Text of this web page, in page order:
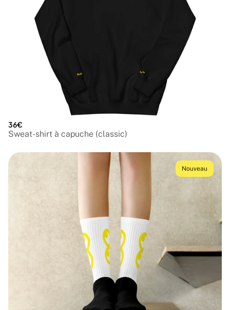
36€
Sweat-shirt à capuche (classic)
Nouveau